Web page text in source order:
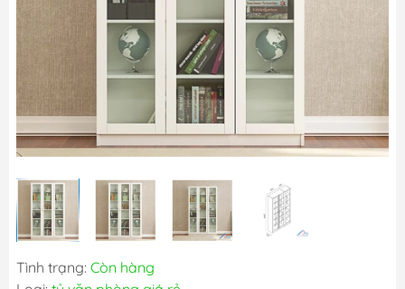
Tình trạng: Còn hàng